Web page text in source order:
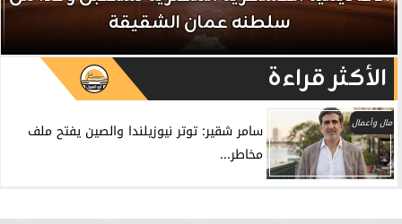
سلطنه عمان الشقيقة
الأكثر قراءة
مال وأعمال
سامر شقير: توتر نيوزيلندا والصين يفتح ملف
مخاطر...